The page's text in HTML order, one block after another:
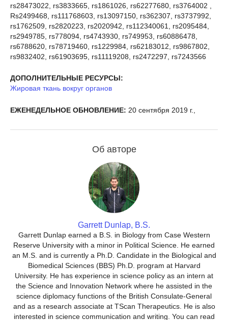
rs28473022, rs3833665, rs1861026, rs62277680, rs3764002 ,
Rs2499468, rs111768603, rs13097150, rs362307, rs3737992,
rs1762509, rs2820223, rs2020942, rs112340061, rs2095484,
rs2949785, rs778094, rs4743930, rs749953, rs60886478,
rs6788620, rs78719460, rs1229984, rs62183012, rs9867802,
rs9832402, rs61903695, rs11119208, rs2472297, rs7243566
ДОПОЛНИТЕЛЬНЫЕ РЕСУРСЫ:
Жировая ткань вокруг органов
ЕЖЕНЕДЕЛЬНОЕ ОБНОВЛЕНИЕ: 20 сентября 2019 г.,
Об авторе
Garrett Dunlap, B.S.
Garrett Dunlap earned a B.S. in Biology from Case Western
Reserve University with a minor in Political Science. He earned
an M.S. and is currently a Ph.D. Candidate in the Biological and
Biomedical Sciences (BBS) Ph.D. program at Harvard
University. He has experience in science policy as an intern at
the Science and Innovation Network where he assisted in the
science diplomacy functions of the British Consulate-General
and as a research associate at TScan Therapeutics. He is also
interested in science communication and writing. You can read